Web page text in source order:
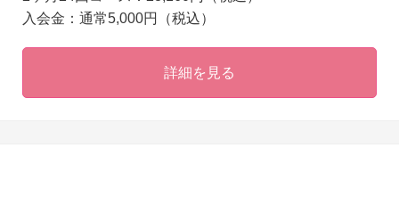
入会金：通常5,000円（税込）
詳細を見る